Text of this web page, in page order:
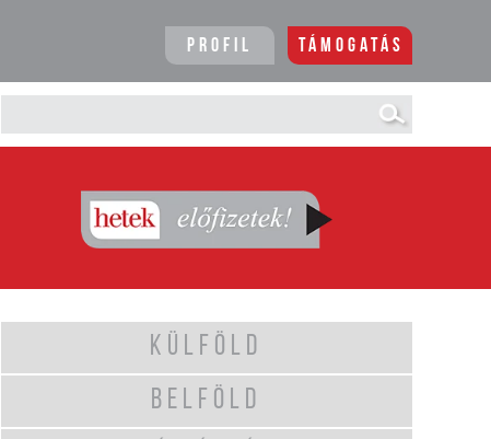
Profil Támogatás
KÜLFÖLD
BELFÖLD